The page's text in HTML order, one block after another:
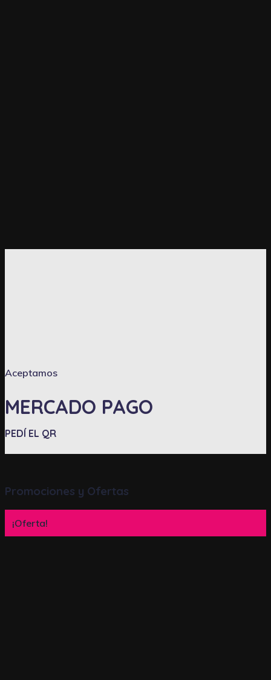
Aceptamos
MERCADO PAGO
PEDÍ EL QR
Promociones y Ofertas
¡Oferta!